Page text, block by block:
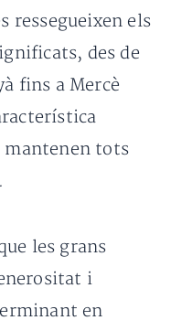
ressegueixen els
des de
fins a Mercè
mantenen tots
les grans
i
en